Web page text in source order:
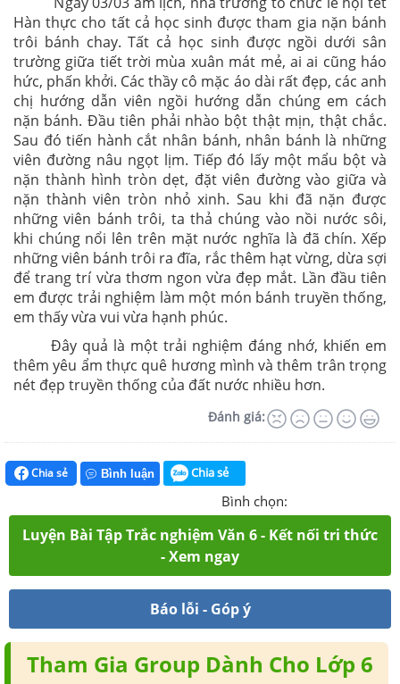
Hàn thực cho tất cả học sinh được tham gia nặn bánh
trôi bánh chay. Tất cả học sinh được ngồi dưới sân
trường giữa tiết trời mùa xuân mát mẻ, ai ai cũng háo
hức, phấn khởi. Các thầy cô mặc áo dài rất đẹp, các anh
chị hướng dẫn viên ngồi hướng dẫn chúng em cách
nặn bánh. Đầu tiên phải nhào bột thật mịn, thật chắc.
Sau đó tiến hành cắt nhân bánh, nhân bánh là những
viên đường nâu ngọt lịm. Tiếp đó lấy một mẩu bột và
nặn thành hình tròn dẹt, đặt viên đường vào giữa và
nặn thành viên tròn nhỏ xinh. Sau khi đã nặn được
những viên bánh trôi, ta thả chúng vào nồi nước sôi,
khi chúng nổi lên trên mặt nước nghĩa là đã chín. Xếp
những viên bánh trôi ra đĩa, rắc thêm hạt vừng, dừa sợi
để trang trí vừa thơm ngon vừa đẹp mắt. Lần đầu tiên
em được trải nghiệm làm một món bánh truyền thống,
em thấy vừa vui vừa hạnh phúc.
Đây quả là một trải nghiệm đáng nhớ, khiến em
thêm yêu ẩm thực quê hương mình và thêm trân trọng
nét đẹp truyền thống của đất nước nhiều hơn.
Đánh giá:
Chia sẻ Bình luận Chia sẻ
Bình chọn:
Luyện Bài Tập Trắc nghiệm Văn 6 - Kết nối tri thức
- Xem ngay
Báo lỗi - Góp ý
Tham Gia Group Dành Cho Lớp 6